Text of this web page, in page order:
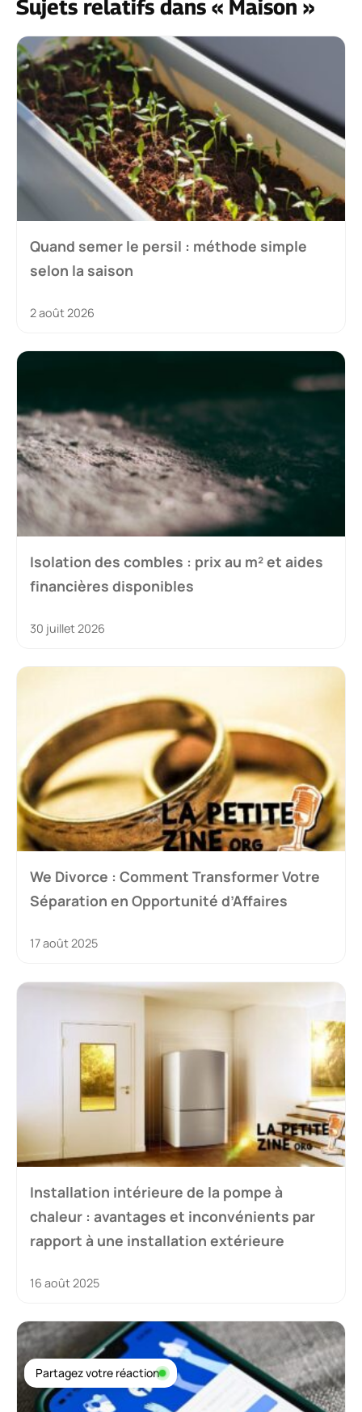
Sujets relatifs dans « Maison »
Quand semer le persil : méthode simple
selon la saison
2 août 2026
Isolation des combles : prix au m² et aides
financières disponibles
30 juillet 2026
We Divorce : Comment Transformer Votre
Séparation en Opportunité d’Affaires
17 août 2025
Installation intérieure de la pompe à
chaleur : avantages et inconvénients par
rapport à une installation extérieure
16 août 2025
Partagez votre réaction